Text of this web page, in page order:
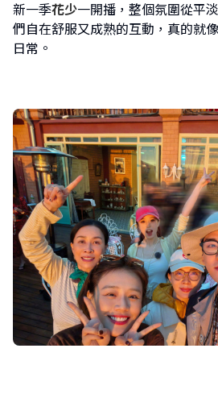
新一季花少一開播，整個氛圍從平
們自在舒服又成熟的互動，真的就
日常。